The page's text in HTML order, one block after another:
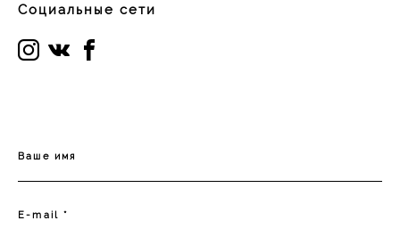
Социальные сети
Ваше имя
E-mail *